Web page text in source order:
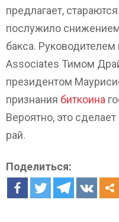
предлагает,
послужило
бакса.
Associates Тимом
президентом
признания биткоина
Вероятно, это
рай.
Поделиться: